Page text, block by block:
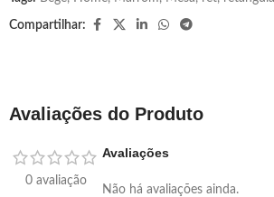
Compartilhar:
Avaliações do Produto
0 avaliação
Avaliações
Não há avaliações ainda.